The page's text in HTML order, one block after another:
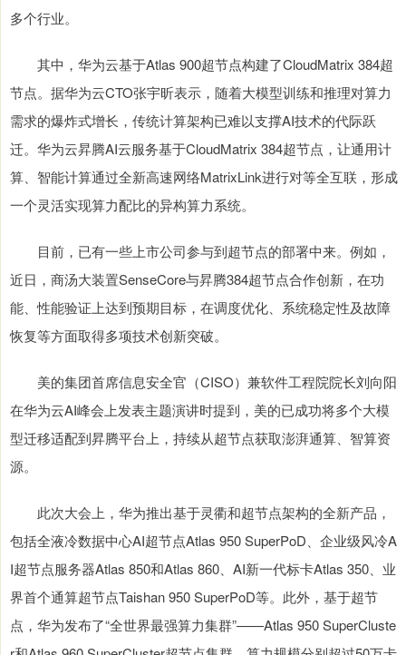
多个行业。
其中，华为云基于Atlas 900超节点构建了CloudMatrix 384超
节点。据华为云CTO张宇昕表示，随着大模型训练和推理对算力
需求的爆炸式增长，传统计算架构已难以支撑AI技术的代际跃
迁。华为云昇腾AI云服务基于CloudMatrix 384超节点，让通用计
算、智能计算通过全新高速网络MatrixLink进行对等全互联，形成
一个灵活实现算力配比的异构算力系统。
目前，已有一些上市公司参与到超节点的部署中来。例如，
近日，商汤大装置SenseCore与昇腾384超节点合作创新，在功
能、性能验证上达到预期目标，在调度优化、系统稳定性及故障
恢复等方面取得多项技术创新突破。
美的集团首席信息安全官（CISO）兼软件工程院院长刘向阳
在华为云AI峰会上发表主题演讲时提到，美的已成功将多个大模
型迁移适配到昇腾平台上，持续从超节点获取澎湃通算、智算资
源。
此次大会上，华为推出基于灵衢和超节点架构的全新产品，
包括全液冷数据中心AI超节点Atlas 950 SuperPoD、企业级风冷A
I超节点服务器Atlas 850和Atlas 860、AI新一代标卡Atlas 350、业
界首个通算超节点Taishan 950 SuperPoD等。此外，基于超节
点，华为发布了“全世界最强算力集群”——Atlas 950 SuperCluste